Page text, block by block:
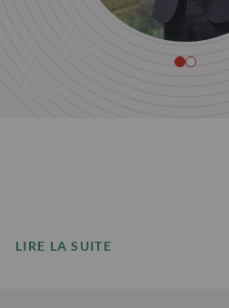
LIRE LA SUITE